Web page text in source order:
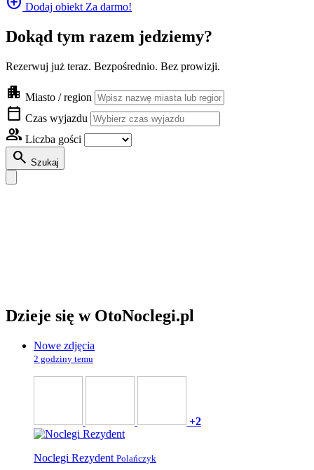
Dodaj obiekt Za darmo!
Dokąd tym razem jedziemy?
Rezerwuj już teraz. Bezpośrednio. Bez prowizji.
apartment Miasto / region
calendar_today Czas wyjazdu
group Liczba gości
search Szukaj
Dzieje się w OtoNoclegi.pl
Nowe zdjęcia
2 godziny temu
+2
Noclegi Rezydent Polańczyk